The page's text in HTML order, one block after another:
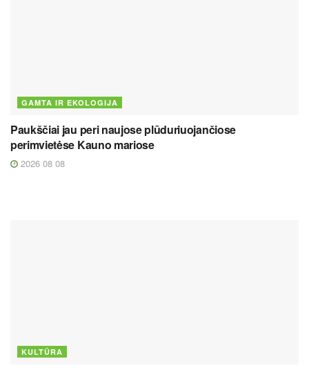
GAMTA IR EKOLOGIJA
Paukščiai jau peri naujose plūduriuojančiose
perimvietėse Kauno mariose
2026 08 08
KULTŪRA